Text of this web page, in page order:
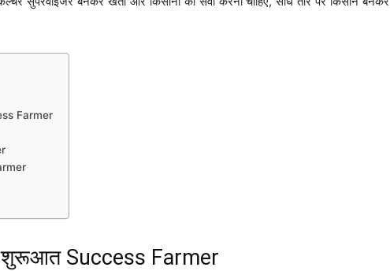
Farmer
शुरूआत Success Farmer